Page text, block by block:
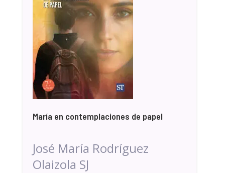
María en contemplaciones de papel
José María Rodríguez
Olaizola SJ